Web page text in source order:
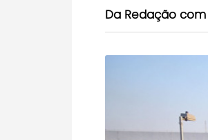
Da Redação